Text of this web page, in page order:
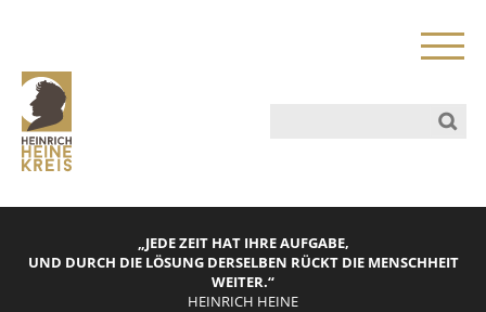
„JEDE ZEIT HAT IHRE AUFGABE,
UND DURCH DIE LÖSUNG DERSELBEN RÜCKT DIE MENSCHHEIT
WEITER.“
HEINRICH HEINE